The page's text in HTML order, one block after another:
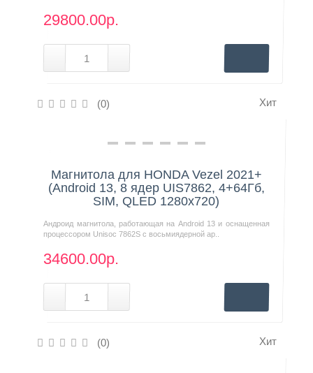
29800.00р.
(0) Хит
Нашли дешевле?
Магнитола для HONDA Vezel 2021+
(Android 13, 8 ядер UIS7862, 4+64Гб,
SIM, QLED 1280x720)
Андроид магнитола, работающая на Android 13 и оснащенная
процессором Unisoc 7862S с восьмиядерной ар..
34600.00р.
(0) Хит